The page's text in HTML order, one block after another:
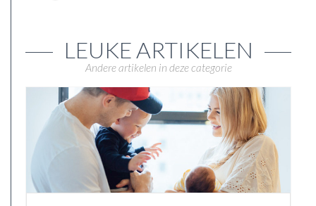
LEUKE ARTIKELEN
Andere artikelen in deze categorie